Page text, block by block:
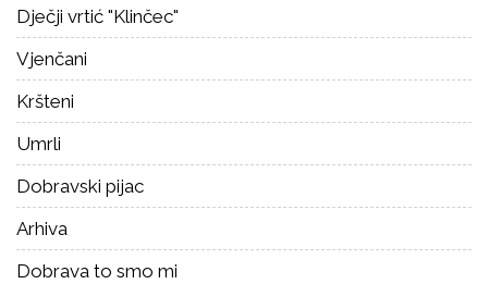
Dječji vrtić "Klinčec"
Vjenčani
Kršteni
Umrli
Dobravski pijac
Arhiva
Dobrava to smo mi